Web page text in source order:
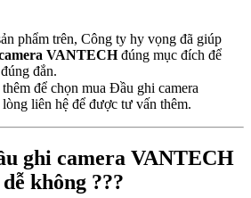
phẩm trên, Công ty hy vọng đã giúp
VANTECHđúng mục đích để
đắn.
để chọn mua Đầu ghi camera
liên hệ để được tư vấn thêm.
ghi camera VANTECH
không ???